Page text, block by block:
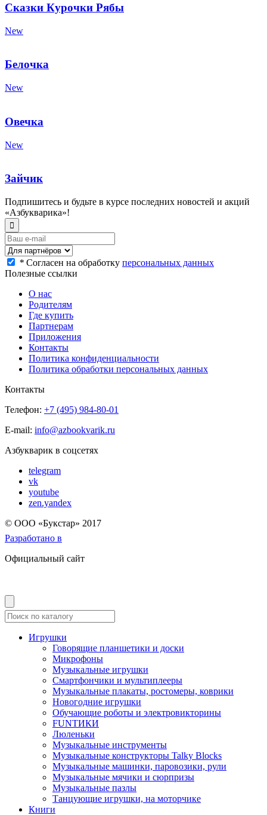
Сказки Курочки Рябы
New
Белочка
New
Овечка
New
Зайчик
Подпишитесь и будьте в курсе последних новостей и акций
«Азбукварика»!
* Согласен на обработку персональных данных
Полезные ссылки
О нас
Родителям
Где купить
Партнерам
Приложения
Контакты
Политика конфиденциальности
Политика обработки персональных данных
Контакты
Телефон: +7 (495) 984-80-01
E-mail: info@azbookvarik.ru
Азбукварик в соцсетях
telegram
vk
youtube
zen.yandex
© OOO «Букстар» 2017
Разработано в
Официальный сайт
Игрушки
Говорящие планшетики и доски
Микрофоны
Музыкальные игрушки
Смартфончики и мультиплееры
Музыкальные плакаты, ростомеры, коврики
Новогодние игрушки
Обучающие роботы и электровикторины
FUNТИКИ
Люленьки
Музыкальные инструменты
Музыкальные конструкторы Talky Blocks
Музыкальные машинки, паровозики, рули
Музыкальные мячики и сюрпризы
Музыкальные пазлы
Танцующие игрушки, на моторчике
Книги